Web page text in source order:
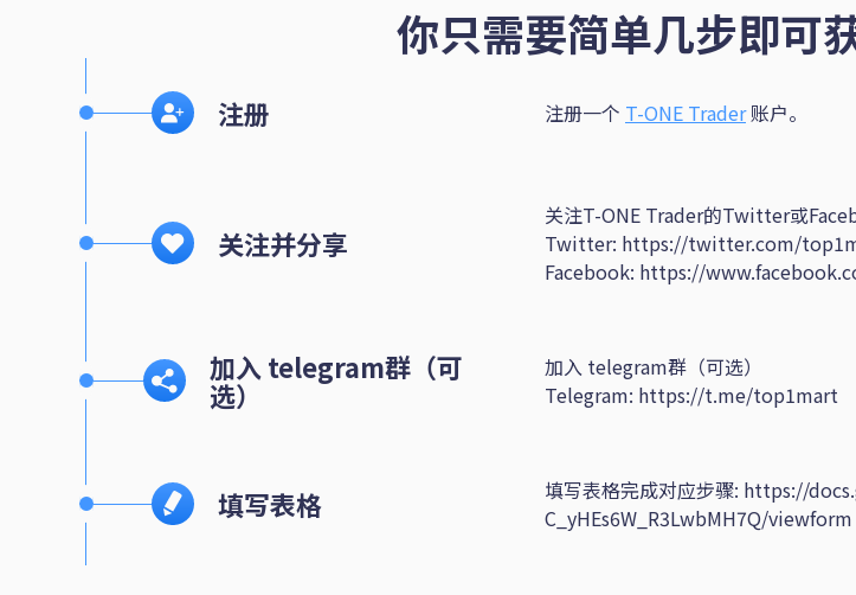
你只需要简单几步即可
注册 注册一个 T-ONE Trader 账户。
关注并分享
关注T-ONE Trader的Twitter或
Twitter: https://twitter.com/
Facebook: https://
加入 telegram群（可
选）
加入 telegram群（可选）
Telegram: https://t.me/top1mart
填写表格 填写表格完成对应步骤: https://
C_yHEs6W_R3LwbMH7Q/viewform